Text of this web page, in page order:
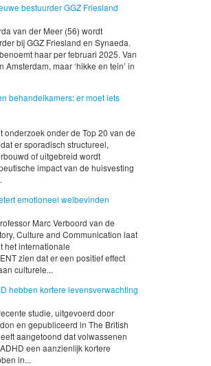
bestuurder GGZ Friesland
van der Meer (56) wordt
bij GGZ Friesland en Synaeda.
haar per februari 2025. Van
maar ‘hikke en tein’ in
behandelkamers: er moet iets
onderzoek onder de Top 20 van de
er sporadisch structureel,
of uitgebreid wordt
impact van de huisvesting
emotioneel welbevinden
Marc Verboord van de
Culture and Communication laat
het internationale
zien dat er een positief effect
culturele...
hebben kortere levensverwachting
studie, uitgevoerd door
en gepubliceerd in The British
aangetoond dat volwassenen
een aanzienlijk kortere
in...